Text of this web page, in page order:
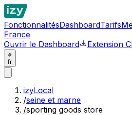
FonctionnalitésDashboardTarifs
France
Ouvrir le Dashboard
Extension
fr
izyLocal
/seine et marne
/sporting goods store